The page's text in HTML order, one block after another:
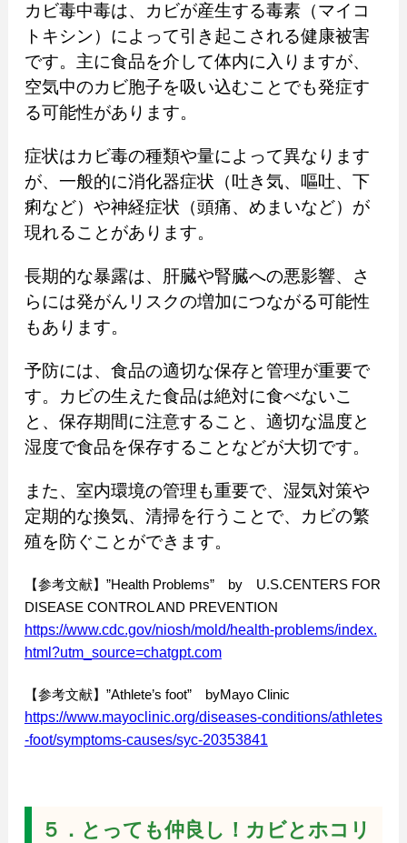
カビ毒中毒は、カビが産生する毒素（マイコ
トキシン）によって引き起こされる健康被害
です。主に食品を介して体内に入りますが、
空気中のカビ胞子を吸い込むことでも発症す
る可能性があります。
症状はカビ毒の種類や量によって異なります
が、一般的に消化器症状（吐き気、嘔吐、下
痢など）や神経症状（頭痛、めまいなど）が
現れることがあります。
長期的な暴露は、肝臓や腎臓への悪影響、さ
らには発がんリスクの増加につながる可能性
もあります。
予防には、食品の適切な保存と管理が重要で
す。カビの生えた食品は絶対に食べないこ
と、保存期間に注意すること、適切な温度と
湿度で食品を保存することなどが大切です。
また、室内環境の管理も重要で、湿気対策や
定期的な換気、清掃を行うことで、カビの繁
殖を防ぐことができます。
【参考文献】”Health Problems” by U.S.CENTERS FOR
DISEASE CONTROL AND PREVENTION
https://www.cdc.gov/niosh/mold/health-problems/index.
html?utm_source=chatgpt.com
【参考文献】”Athlete’s foot” byMayo Clinic
https://www.mayoclinic.org/diseases-conditions/athletes
-foot/symptoms-causes/syc-20353841
５．とっても仲良し！カビとホコリ